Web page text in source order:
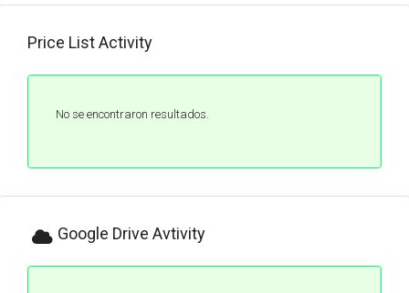
Price List Activity
No se encontraron resultados.
Google Drive Avtivity